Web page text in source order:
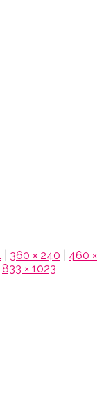
360 × 240
460 ×
833 × 1023